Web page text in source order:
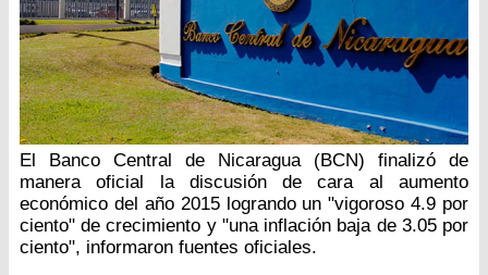
El Banco Central de Nicaragua (BCN) finalizó de
manera oficial la discusión de cara al aumento
económico del año 2015 logrando un "vigoroso 4.9 por
ciento" de crecimiento y "una inflación baja de 3.05 por
ciento", informaron fuentes oficiales.